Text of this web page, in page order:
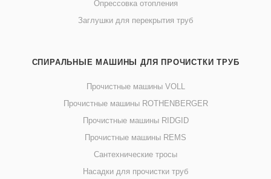
Опрессовка отопления
Заглушки для перекрытия труб
СПИРАЛЬНЫЕ МАШИНЫ ДЛЯ ПРОЧИСТКИ ТРУБ
Прочистные машины VOLL
Прочистные машины ROTHENBERGER
Прочистные машины RIDGID
Прочистные машины REMS
Сантехнические тросы
Насадки для прочистки труб